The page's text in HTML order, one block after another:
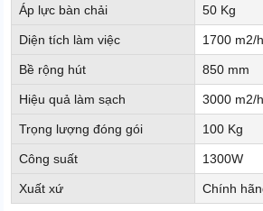
Áp lực bàn chải 50 Kg
Diện tích làm việc 1700 m2/h
Bề rộng hút 850 mm
Hiệu quả làm sạch 3000 m2/h
Trọng lượng đóng gói 100 Kg
Công suất 1300W
Xuất xứ Chính